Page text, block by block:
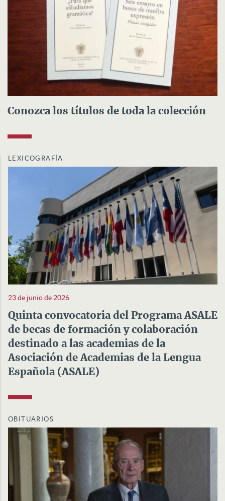
Conozca los títulos de toda la colección
LEXICOGRAFÍA
23 de junio de 2026
Quinta convocatoria del Programa ASALE
de becas de formación y colaboración
destinado a las academias de la
Asociación de Academias de la Lengua
Española (ASALE)
OBITUARIOS